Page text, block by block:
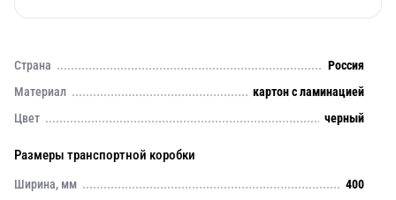
Страна
Россия
Материал
картон с ламинацией
Цвет
черный
Размеры транспортной коробки
Ширина, мм
400